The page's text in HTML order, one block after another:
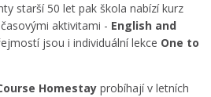
starší 50 let pak škola nabízí kurz
aktivitami - English and
jsou i individuální lekce One to
Homestay probíhají v letních